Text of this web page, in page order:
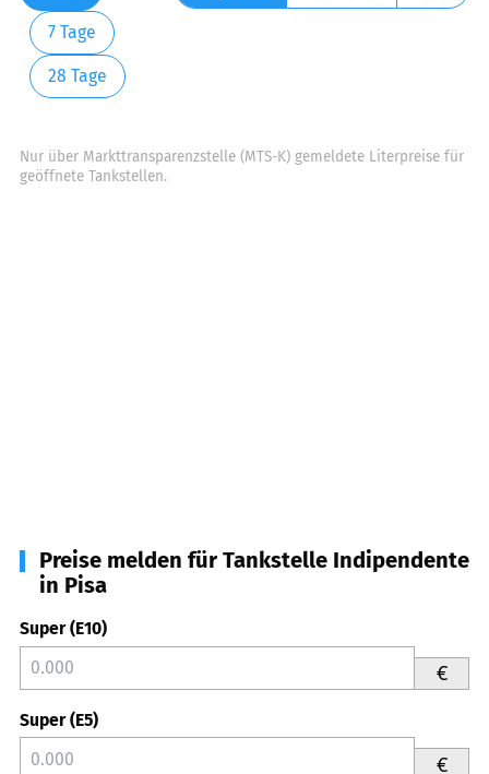
7 Tage
28 Tage
Nur über Markttransparenzstelle (MTS-K) gemeldete Literpreise für
geöffnete Tankstellen.
Preise melden für Tankstelle Indipendente
in Pisa
Super (E10)
€
Super (E5)
€